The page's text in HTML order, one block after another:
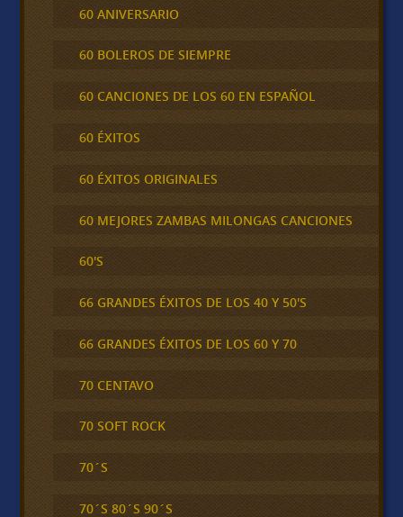
60 ANIVERSARIO
60 BOLEROS DE SIEMPRE
60 CANCIONES DE LOS 60 EN ESPAÑOL
60 ÉXITOS
60 ÉXITOS ORIGINALES
60 MEJORES ZAMBAS MILONGAS CANCIONES
60'S
66 GRANDES ÉXITOS DE LOS 40 Y 50'S
66 GRANDES ÉXITOS DE LOS 60 Y 70
70 CENTAVO
70 SOFT ROCK
70´S
70´S 80´S 90´S